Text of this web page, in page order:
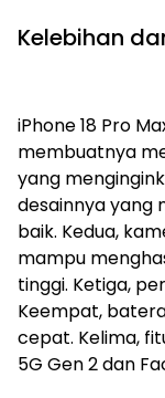
Kelebihan
iPhone 18 Pro
membuatnya
yang
desainnya yang
baik. Kedua,
mampu
tinggi. Ketiga,
Keempat,
cepat. Kelima,
5G Gen 2 dan